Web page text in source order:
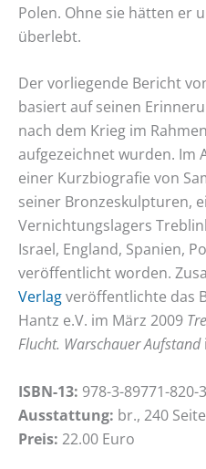
Polen. Ohne sie hätten er
überlebt.
Der vorliegende Bericht
basiert auf seinen
nach dem Krieg im
aufgezeichnet wurden. Im
einer Kurzbiografie von
seiner Bronzeskulpturen,
Vernichtungslagers
Israel, England, Spanien,
veröffentlicht worden.
Verlagveröffentlichte das
Hantz e.V. im März 2009
Flucht. Warschauer Aufstand
ISBN-13: 978-3-89771-820-3
Ausstattung: br., 240
Preis: 22.00 Euro